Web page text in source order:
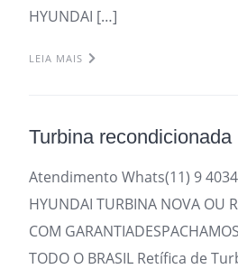
HYUNDAI […]
LEIA MAIS
Turbina recondicionada
Atendimento Whats(11) 9
HYUNDAI TURBINA NOVA OU
COM
TODO O BRASIL Retífica de